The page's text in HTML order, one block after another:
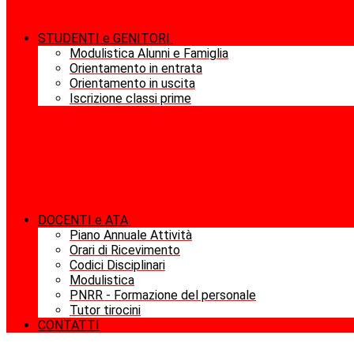
STUDENTI e GENITORI
Modulistica Alunni e Famiglia
Orientamento in entrata
Orientamento in uscita
Iscrizione classi prime
DOCENTI e ATA
Piano Annuale Attività
Orari di Ricevimento
Codici Disciplinari
Modulistica
PNRR - Formazione del personale
Tutor tirocini
CONTATTI